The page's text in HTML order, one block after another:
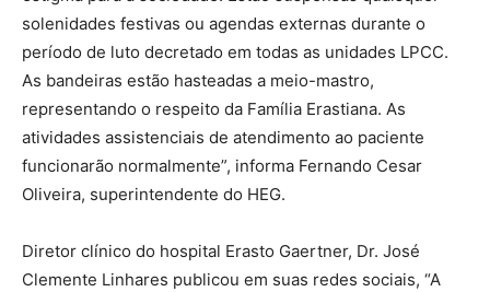
solenidades festivas ou agendas externas durante o
período de luto decretado em todas as unidades LPCC.
As bandeiras estão hasteadas a meio-mastro,
representando o respeito da Família Erastiana. As
atividades assistenciais de atendimento ao paciente
funcionarão normalmente”, informa Fernando Cesar
Oliveira, superintendente do HEG.
Diretor clínico do hospital Erasto Gaertner, Dr. José
Clemente Linhares publicou em suas redes sociais, “A